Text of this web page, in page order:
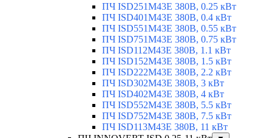
ПЧ ISD251M43E 380В, 0.25 кВт
ПЧ ISD401M43E 380В, 0.4 кВт
ПЧ ISD551M43E 380В, 0.55 кВт
ПЧ ISD751M43E 380В, 0.75 кВт
ПЧ ISD112M43E 380В, 1.1 кВт
ПЧ ISD152M43E 380В, 1.5 кВт
ПЧ ISD222M43E 380В, 2.2 кВт
ПЧ ISD302M43E 380В, 3 кВт
ПЧ ISD402M43E 380В, 4 кВт
ПЧ ISD552M43E 380В, 5.5 кВт
ПЧ ISD752M43E 380В, 7.5 кВт
ПЧ ISD113M43E 380В, 11 кВт